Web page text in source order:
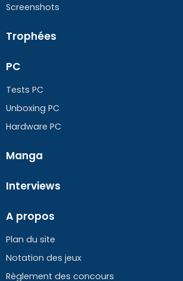
Screenshots
Trophées
PC
Tests PC
Unboxing PC
Hardware PC
Manga
Interviews
A propos
Plan du site
Notation des jeux
Règlement des concours